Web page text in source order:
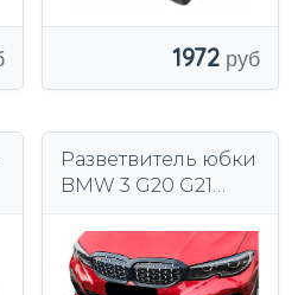
1972
Разветвитель юбки
BMW 3 G20 G21